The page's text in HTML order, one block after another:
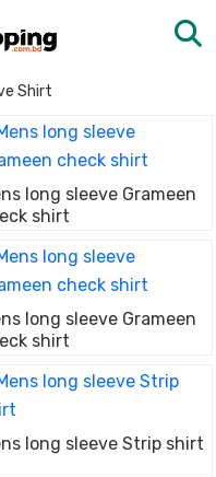
Shirt
long sleeve Grameen
shirt
long sleeve Grameen
shirt
long sleeve Strip shirt